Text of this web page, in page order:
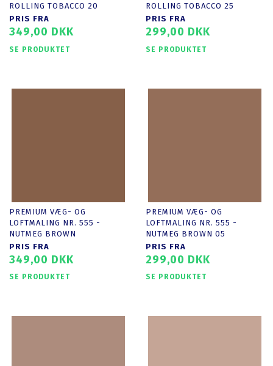
ROLLING TOBACCO 20
PRIS FRA
349,00 DKK
SE PRODUKTET
ROLLING TOBACCO 25
PRIS FRA
299,00 DKK
SE PRODUKTET
PREMIUM VÆG- OG
LOFTMALING NR. 555 -
NUTMEG BROWN
PRIS FRA
349,00 DKK
SE PRODUKTET
PREMIUM VÆG- OG
LOFTMALING NR. 555 -
NUTMEG BROWN 05
PRIS FRA
299,00 DKK
SE PRODUKTET